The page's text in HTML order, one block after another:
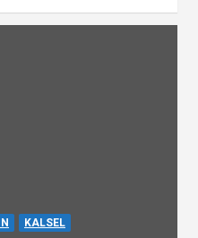
KALSEL